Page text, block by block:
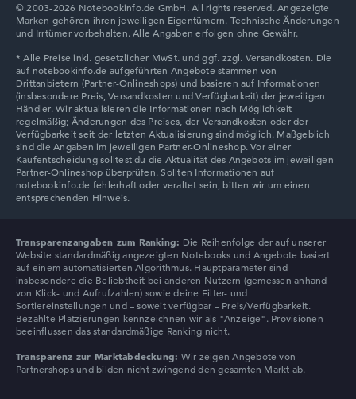
Lenovo Chromebook
Lenovo V
© 2003-2026 Notebookinfo.de GmbH. All rights reserved. Angezeigte
Marken gehören ihren jeweiligen Eigentümern. Technische Änderungen
und Irrtümer vorbehalten. Alle Angaben erfolgen ohne Gewähr.
Transparenzangaben zum Ranking: Die Reihenfolge der auf unserer
Website standardmäßig angezeigten Notebooks und Angebote basiert
auf einem automatisierten Algorithmus. Hauptparameter sind
insbesondere die Beliebtheit bei anderen Nutzern (gemessen anhand
von Klick- und Aufrufzahlen) sowie deine Filter- und
Sortiereinstellungen und – soweit verfügbar – Preis/Verfügbarkeit.
Bezahlte Platzierungen kennzeichnen wir als "Anzeige". Provisionen
beeinflussen das standardmäßige Ranking nicht.
Transparenz zur Marktabdeckung: Wir zeigen Angebote von
Partnershops und bilden nicht zwingend den gesamten Markt ab.